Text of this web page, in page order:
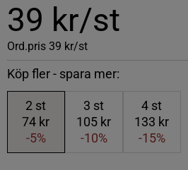
39 kr/st
Ord.pris 39 kr/st
Köp fler - spara mer:
2 st
74 kr
-5%
3 st
105 kr
-10%
4 st
133 kr
-15%